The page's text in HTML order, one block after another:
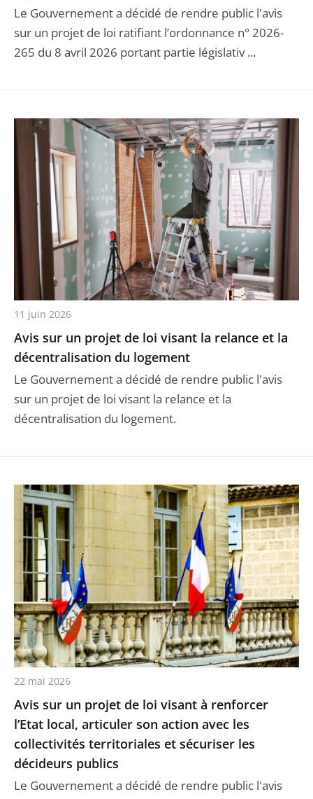
Le Gouvernement a décidé de rendre public l'avis
sur un projet de loi ratifiant l’ordonnance n° 2026-
265 du 8 avril 2026 portant partie législativ ...
Avis sur un projet de loi visant la relance et la
décentralisation du logement
Le Gouvernement a décidé de rendre public l'avis
sur un projet de loi visant la relance et la
décentralisation du logement.
11 juin 2026
Avis sur un projet de loi visant à renforcer
l’Etat local, articuler son action avec les
collectivités territoriales et sécuriser les
décideurs publics
Le Gouvernement a décidé de rendre public l'avis
22 mai 2026